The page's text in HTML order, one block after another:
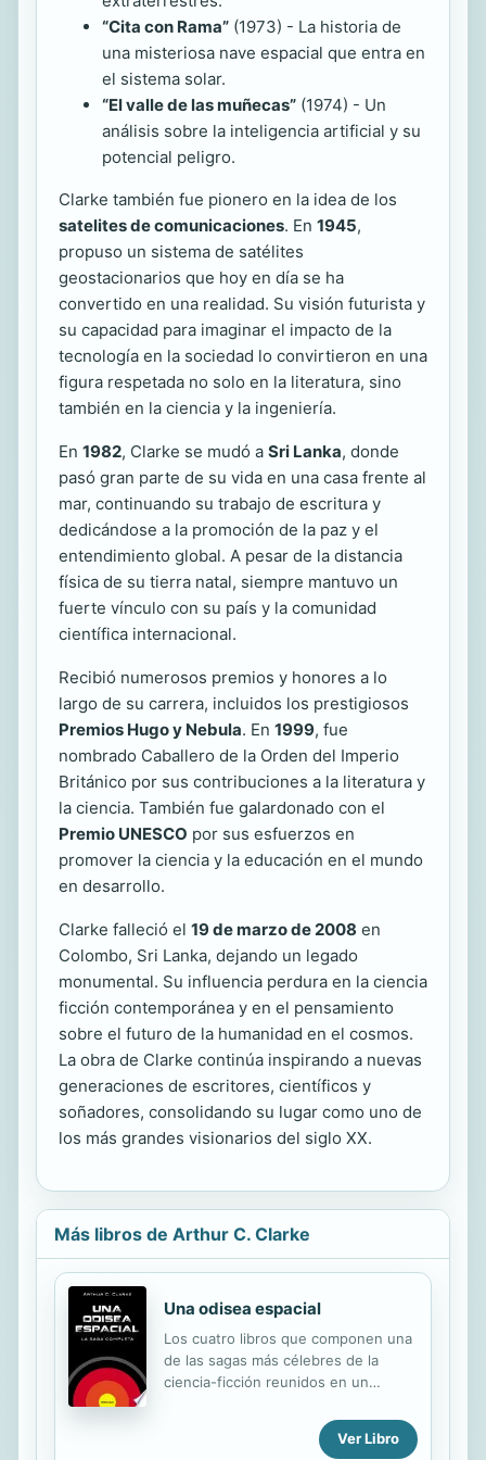
“Cita con Rama” (1973) - La historia de
una misteriosa nave espacial que entra en
el sistema solar.
“El valle de las muñecas” (1974) - Un
análisis sobre la inteligencia artificial y su
potencial peligro.
Clarke también fue pionero en la idea de los
satelites de comunicaciones. En 1945,
propuso un sistema de satélites
geostacionarios que hoy en día se ha
convertido en una realidad. Su visión futurista y
su capacidad para imaginar el impacto de la
tecnología en la sociedad lo convirtieron en una
figura respetada no solo en la literatura, sino
también en la ciencia y la ingeniería.
En 1982, Clarke se mudó a Sri Lanka, donde
pasó gran parte de su vida en una casa frente al
mar, continuando su trabajo de escritura y
dedicándose a la promoción de la paz y el
entendimiento global. A pesar de la distancia
física de su tierra natal, siempre mantuvo un
fuerte vínculo con su país y la comunidad
científica internacional.
Recibió numerosos premios y honores a lo
largo de su carrera, incluidos los prestigiosos
Premios Hugo y Nebula. En 1999, fue
nombrado Caballero de la Orden del Imperio
Británico por sus contribuciones a la literatura y
la ciencia. También fue galardonado con el
Premio UNESCO por sus esfuerzos en
promover la ciencia y la educación en el mundo
en desarrollo.
Clarke falleció el 19 de marzo de 2008 en
Colombo, Sri Lanka, dejando un legado
monumental. Su influencia perdura en la ciencia
ficción contemporánea y en el pensamiento
sobre el futuro de la humanidad en el cosmos.
La obra de Clarke continúa inspirando a nuevas
generaciones de escritores, científicos y
soñadores, consolidando su lugar como uno de
los más grandes visionarios del siglo XX.
Más libros de Arthur C. Clarke
Una odisea espacial
Los cuatro libros que componen una
de las sagas más célebres de la
ciencia-ficción reunidos en un
componen la saga «Odisea espacial»
-2001. Una odisea espacial; 2010.
Ver Libro